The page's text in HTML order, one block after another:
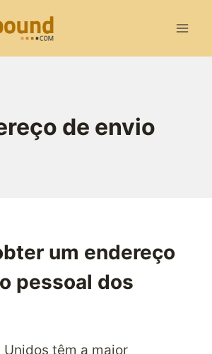
de envio
um endereço
pessoal dos
Unidos têm a maior